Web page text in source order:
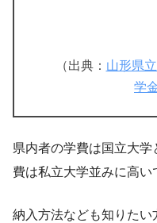
（出典： 山形県
学
県内者の学費は国立大
費は私立大学並みに高い
納入方法なども知りたい